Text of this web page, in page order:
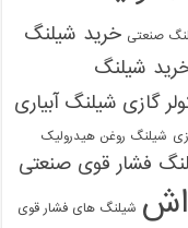
صنعتی خرید شیلنگ
شیلنگ
گازی شیلنگ آبیاری
شیلنگ روغن هیدرولیک
فشار قوی صنعتی
شیلنگ های فشار قوی